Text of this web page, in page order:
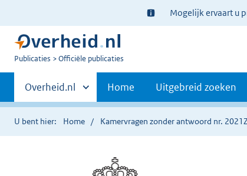
Ter
informatie:
Mogelijk ervaart u
U
Publicaties Officiële publicaties
Primaire
navigatie
Andere
sites
binnen
Overheid.nl Home Uitgebreid zoeken
U bent hier: Home Kamervragen zonder antwoord nr.